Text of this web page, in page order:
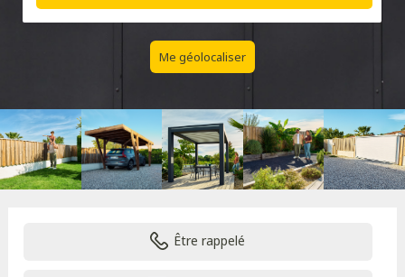
Me géolocaliser
Être rappelé